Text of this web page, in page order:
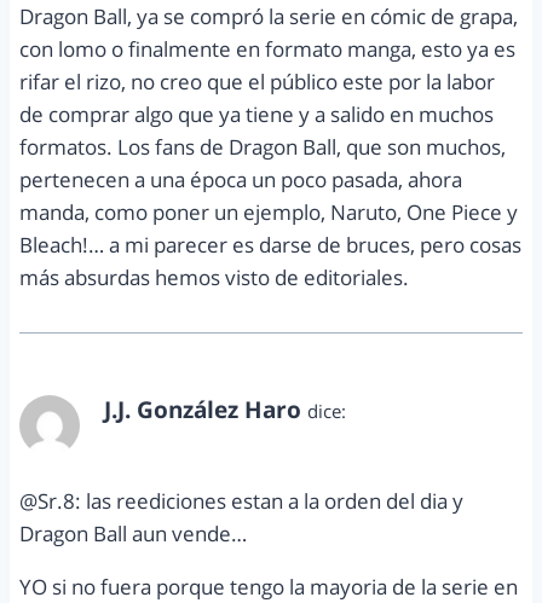
Dragon Ball, ya se compró la serie en cómic de grapa,
con lomo o finalmente en formato manga, esto ya es
rifar el rizo, no creo que el público este por la labor
de comprar algo que ya tiene y a salido en muchos
formatos. Los fans de Dragon Ball, que son muchos,
pertenecen a una época un poco pasada, ahora
manda, como poner un ejemplo, Naruto, One Piece y
Bleach!… a mi parecer es darse de bruces, pero cosas
más absurdas hemos visto de editoriales.
J.J. González Haro dice:
@Sr.8: las reediciones estan a la orden del dia y
Dragon Ball aun vende…
YO si no fuera porque tengo la mayoria de la serie en